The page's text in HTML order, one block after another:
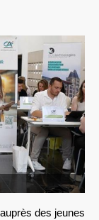
des jeunes